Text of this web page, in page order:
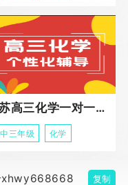
江苏高三化学一对一冲刺辅导课程
三年级 化学
xhwy668668 复制